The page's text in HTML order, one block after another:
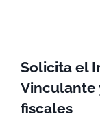
Solicita el
Vinculante
fiscales